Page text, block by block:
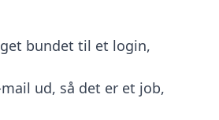
bundet til et login,
ud, så det er et job,